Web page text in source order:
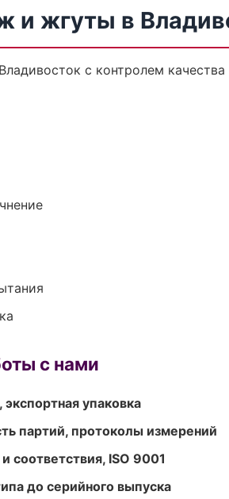
и жгуты в
с контролем
с нами
упаковка
партий, протоколы измерений
соответствия, ISO 9001
до серийного выпуска